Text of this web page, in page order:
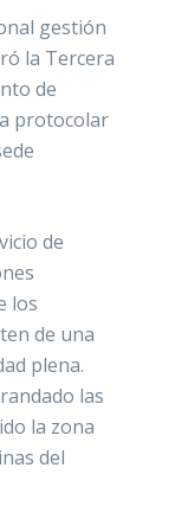
gestión
la Tercera
de
protocolar
de
los
de una
plena.
las
la zona
del